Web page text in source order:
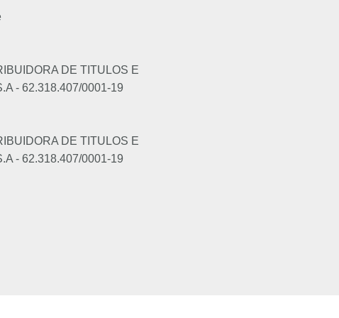
DE TITULOS E
- 62.318.407/0001-19
DE TITULOS E
- 62.318.407/0001-19